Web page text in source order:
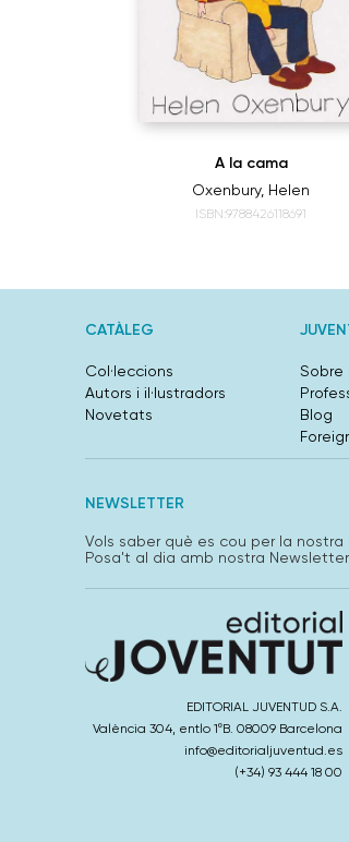
A la cama
Oxenbury, Helen
ISBN:9788426118691
CATÀLEG
Col·leccions
Autors i il·lustradors
Novetats
Sobre
Blog
NEWSLETTER
Vols saber què es cou per la nostra
Posa't al dia amb nostra
EDITORIAL JUVENTUD S.A.
València 304, entlo 1ºB. 08009 Barcelona
info@editorialjuventud.es
(+34) 93 444 18 00